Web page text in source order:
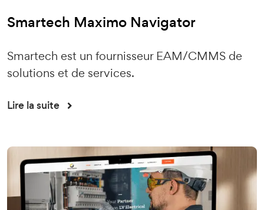
Smartech Maximo Navigator
Smartech est un fournisseur EAM/CMMS de
solutions et de services.
Lire la suite